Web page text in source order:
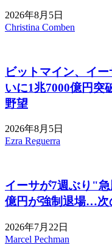
2026年8月5日
Christina Comben
ビットマイン、イ
いに1兆7000億円
野望
2026年8月5日
Ezra Reguerra
イーサが7週ぶり"
億円が強制退場…次
2026年7月22日
Marcel Pechman